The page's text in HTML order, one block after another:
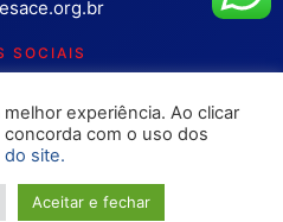
SOCIAIS
os canais oficiais.
Todos os direitos reservados
experiência. Ao clicar
com o uso dos
site.
Aceitar e fechar